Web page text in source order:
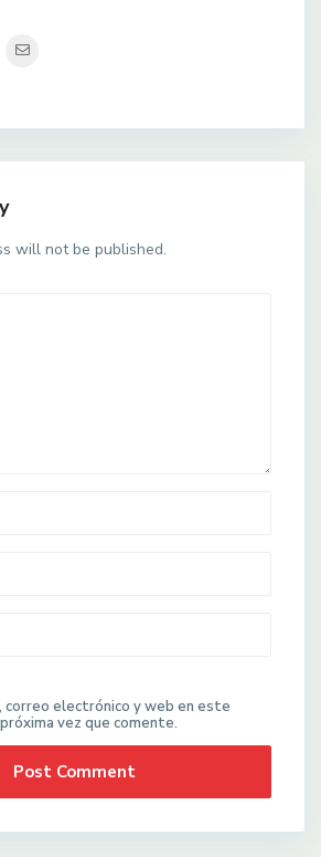
will not be published.
correo electrónico y web en este
vez que comente.